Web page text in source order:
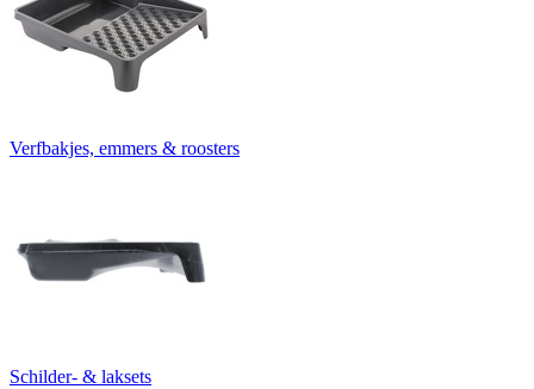
Verfbakjes, emmers & roosters
Schilder- & laksets